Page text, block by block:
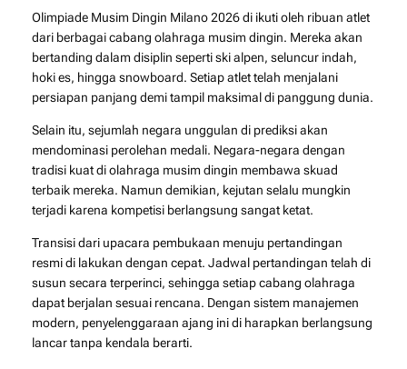
Olimpiade Musim Dingin Milano 2026 di ikuti oleh ribuan atlet
dari berbagai cabang olahraga musim dingin. Mereka akan
bertanding dalam disiplin seperti ski alpen, seluncur indah,
hoki es, hingga snowboard. Setiap atlet telah menjalani
persiapan panjang demi tampil maksimal di panggung dunia.
Selain itu, sejumlah negara unggulan di prediksi akan
mendominasi perolehan medali. Negara-negara dengan
tradisi kuat di olahraga musim dingin membawa skuad
terbaik mereka. Namun demikian, kejutan selalu mungkin
terjadi karena kompetisi berlangsung sangat ketat.
Transisi dari upacara pembukaan menuju pertandingan
resmi di lakukan dengan cepat. Jadwal pertandingan telah di
susun secara terperinci, sehingga setiap cabang olahraga
dapat berjalan sesuai rencana. Dengan sistem manajemen
modern, penyelenggaraan ajang ini di harapkan berlangsung
lancar tanpa kendala berarti.